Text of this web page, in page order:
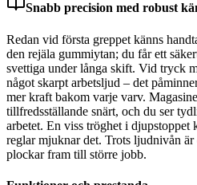
Snabb precision med robust
Redan vid första greppet känns
den rejäla gummiytan; du får ett
svettiga under långa skift. Vid tryck
något skarpt arbetsljud – det
mer kraft bakom varje varv.
tillfredsställande snärt, och du ser
arbetet. En viss tröghet i djupstoppet
reglar mjuknar det. Trots ljudnivån är
plockar fram till större jobb.